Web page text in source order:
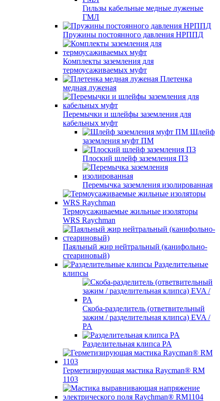
Гильзы кабельные медные луженые
ГМЛ
Пружины постоянного давления НРППД
Комплекты заземления для
термоусаживаемых муфт
Плетенка
медная луженая
Перемычки и шлейфы заземления для
кабельных муфт
Шлейф
заземления муфт ПМ
Плоский шлейф заземления ПЗ
Перемычка заземления изолированная
Термоусаживаемые жильные изоляторы
WRS Raychman
Паяльный жир нейтральный (канифольно-
стеариновый)
Разделительные
клипсы
Скоба-разделитель (ответвительный
зажим / разделительная клипса) EVA /
PA
Разделительная клипса PA
Герметизирующая мастика Raycman® RM
1103